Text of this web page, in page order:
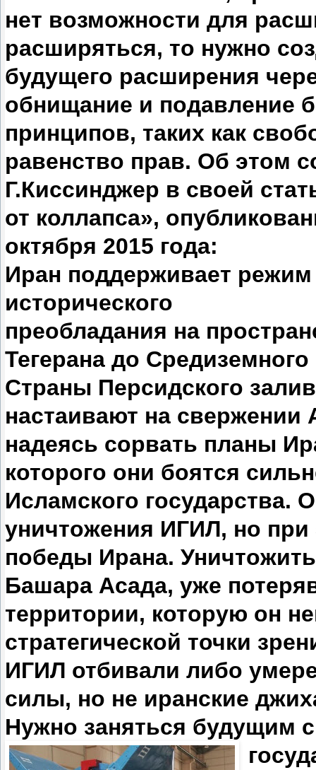
нет возможности для
расширяться, то нужно
будущего расширения
обнищание и подавление
принципов, таких как
равенство прав. Об этом
Г.Киссинджер в своей
от коллапса»,
октября 2015 года:
Иран поддерживает
исторического
преобладания на
Тегерана до
Страны Персидского
настаивают на свержении
надеясь сорвать планы
которого они боятся
Исламского государства.
уничтожения ИГИЛ, но при
победы Ирана.
Башара Асада, уже
территории, которую он
стратегической точки
ИГИЛ отбивали либо
силы, но не иранские
Нужно заняться будущим